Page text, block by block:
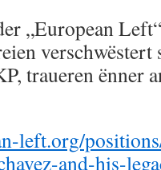
„European
traueren ënner
left.org/
and-his-